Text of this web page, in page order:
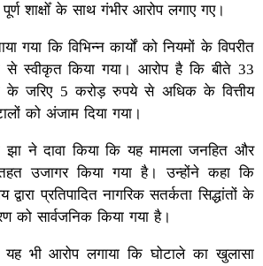
शाक्षोँ के साथ गंभीर आरोप लगाए गए।
गया कि विभिन्न कार्यों को नियमों के विपरीत
स्वीकृत किया गया। आरोप है कि बीते 33
के जरिए 5 करोड़ रुपये से अधिक के वित्तीय
को अंजाम दिया गया।
झा ने दावा किया कि यह मामला जनहित और
उजागर किया गया है। उन्होंने कहा कि
द्वारा प्रतिपादित नागरिक सतर्कता सिद्धांतों के
को सार्वजनिक किया गया है।
भी आरोप लगाया कि घोटाले का खुलासा